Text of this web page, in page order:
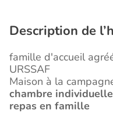
Description de
famille d'accueil
URSSAF
Maison à la
chambre
repas en famille